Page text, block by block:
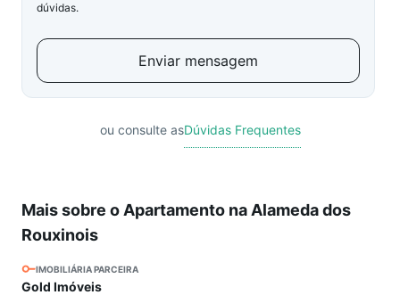
dúvidas.
Enviar mensagem
ou consulte asDúvidas Frequentes
Mais sobre o Apartamento na Alameda dos
Rouxinois
IMOBILIÁRIA PARCEIRA
Gold Imóveis